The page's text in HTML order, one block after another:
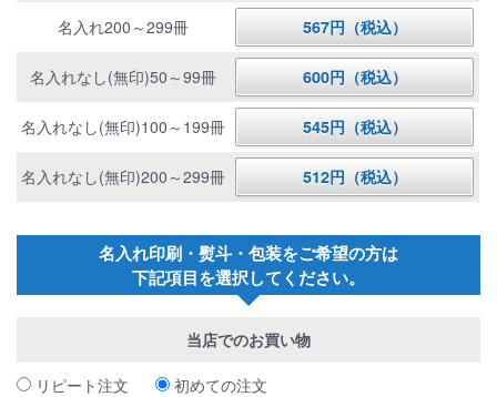
名入れ200～299冊 567円（税込）
名入れなし(無印)50～99冊 600円（税込）
名入れなし(無印)100～199冊 545円（税込）
名入れなし(無印)200～299冊 512円（税込）
名入れ印刷・熨斗・包装をご希望の方は
下記項目を選択してください。
当店でのお買い物
リピート注文 初めての注文